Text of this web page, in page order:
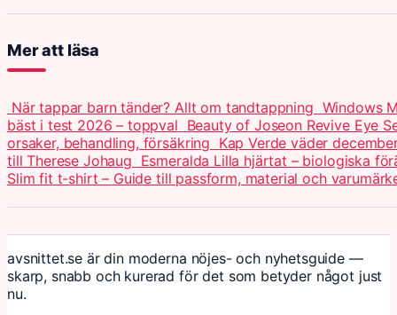
Mer att läsa
När tappar barn tänder? Allt om tandtappning Windows
bäst i test 2026 – toppval Beauty of Joseon Revive Eye
orsaker, behandling, försäkring Kap Verde väder
till Therese Johaug Esmeralda Lilla hjärtat – biologiska
Slim fit t-shirt – Guide till passform, material och
avsnittet.se är din moderna nöjes- och nyhetsguide —
skarp, snabb och kurerad för det som betyder något just
nu.